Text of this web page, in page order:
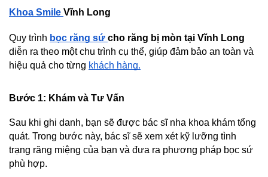
Khoa Smile Vĩnh Long
Quy trình bọc răng sứ cho răng bị mòn tại Vĩnh Long
diễn ra theo một chu trình cụ thể, giúp đảm bảo an toàn và
hiệu quả cho từng khách hàng.
Bước 1: Khám và Tư Vấn
Sau khi ghi danh, bạn sẽ được bác sĩ nha khoa khám tổng
quát. Trong bước này, bác sĩ sẽ xem xét kỹ lưỡng tình
trạng răng miệng của bạn và đưa ra phương pháp bọc sứ
phù hợp.